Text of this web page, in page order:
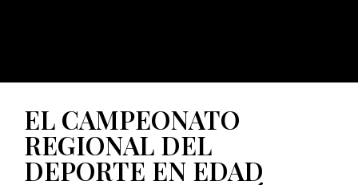
EL CAMPEONATO
REGIONAL DEL
DEPORTE EN EDAD